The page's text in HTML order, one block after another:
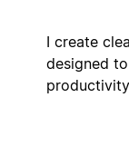
I create
designed